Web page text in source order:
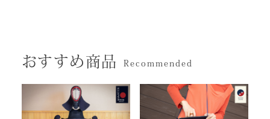
おすすめ商品 Recommended